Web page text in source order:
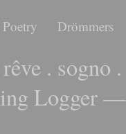
Drömmers
. sogno
Logger